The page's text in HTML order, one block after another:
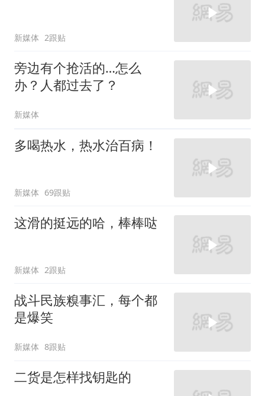
新媒体 2跟贴
旁边有个抢活的…怎么
办？人都过去了？
新媒体
多喝热水，热水治百病！
新媒体 69跟贴
这滑的挺远的哈，棒棒哒
新媒体 2跟贴
战斗民族糗事汇，每个都
是爆笑
新媒体 8跟贴
二货是怎样找钥匙的